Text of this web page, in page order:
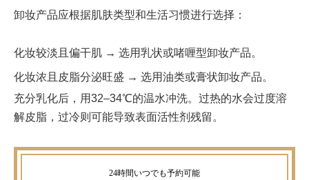
卸妆产品应根据肌肤类型和生活习惯进行选择：
化妆较淡且偏干肌 → 选用乳状或啫喱型卸妆产品。
化妆浓且皮脂分泌旺盛 → 选用油类或膏状卸妆产品。
充分乳化后，用32–34℃的温水冲洗。过热的水会过度溶
解皮脂，过冷则可能导致表面活性剂残留。